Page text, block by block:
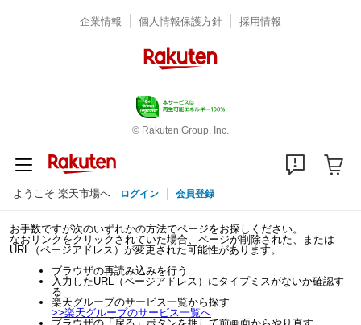
企業情報 個人情報保護方針 採用情報
© Rakuten Group, Inc.
ようこそ 楽天市場へ ログイン 会員登録
お手数ですが次のいずれかの方法でページをお探しください。
なおリンクをクリックされていた場合、ページが削除された、または
URL（ページアドレス）が変更された可能性があります。
ブラウザの再読み込みを行う
入力したURL（ページアドレス）にタイプミスがないか確認す
る
楽天グループのサービス一覧から探す
>>楽天グループのサービス一覧へ